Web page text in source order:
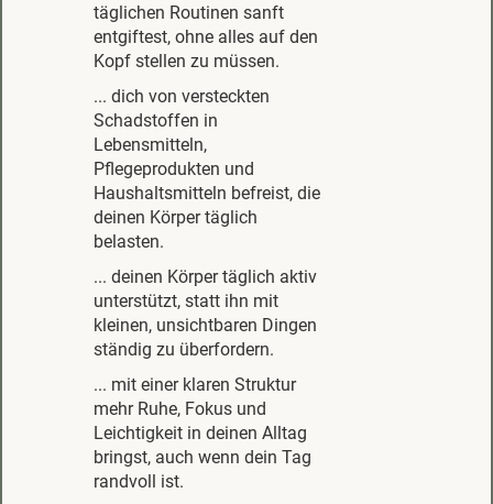
täglichen Routinen sanft
entgiftest, ohne alles auf den
Kopf stellen zu müssen.
... dich von versteckten
Schadstoffen in
Lebensmitteln,
Pflegeprodukten und
Haushaltsmitteln befreist, die
deinen Körper täglich
belasten.
... deinen Körper täglich aktiv
unterstützt, statt ihn mit
kleinen, unsichtbaren Dingen
ständig zu überfordern.
... mit einer klaren Struktur
mehr Ruhe, Fokus und
Leichtigkeit in deinen Alltag
bringst, auch wenn dein Tag
randvoll ist.